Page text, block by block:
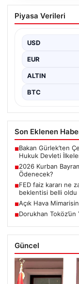
2026
İkramiyeleri
milyon emekli
ikramiyesi…
Piyasa Verileri
USD
EUR
ALTIN
BTC
Son Eklenen
■Bakan Gürlek’ten
Hukuk Devleti
■2026 Kurban
Ödenecek?
■FED faiz kararı ne
beklentisi belli oldu
■Açık Hava
■Dorukhan Toköz’ün
Güncel